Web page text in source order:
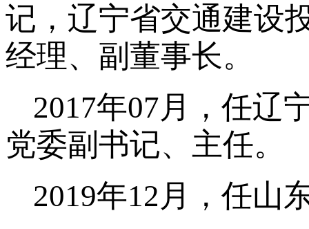
记，辽宁省交通建设
经理、副董事长。
2017年07月，任辽
党委副书记、主任。
2019年12月，任山